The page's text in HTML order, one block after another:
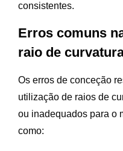
consistentes.
Erros comuns
raio de
Os erros de conceção
utilização de raios de
ou inadequados para o
como: